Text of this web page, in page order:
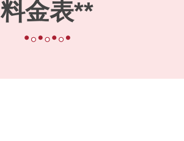
料金表**